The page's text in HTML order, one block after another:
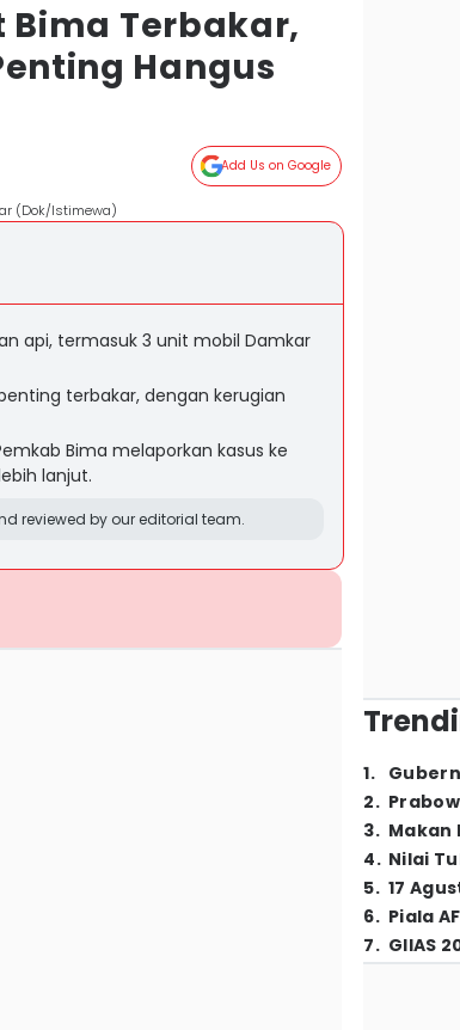
Terbakar,
Hangus
Add Us on Google
(Dok/Istimewa)
api, termasuk 3 unit mobil Damkar
terbakar, dengan kerugian
Bima melaporkan kasus ke
lanjut.
reviewed by our editorial team.
1.
2.
3. Makan
4. Nilai
5. 17
6. Piala
7. GIIAS